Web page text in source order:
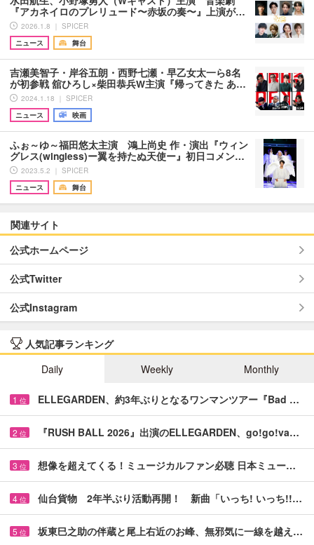
『アカネイロのプレリュード〜⾚坂の奏〜』上演が…
2026.1.8 ｜ SPICER
ニュース
舞台
吉瀬美智子・岸谷五朗・西野七瀬・早乙女太一ら8名
が初参戦 舘ひろし×柴田恭兵W主演『帰ってきた あ…
2024.1.18 ｜ SPICER
ニュース
映画
ふぉ～ゆ～福田悠太主演 鴻上尚史 作・演出『ウィン
グレス(wingless)ー翼を持たぬ天使ー』初日コメン…
2023.5.2 ｜ SPICER
ニュース
舞台
関連サイト
公式ホームページ
公式Twitter
公式Instagram
人気記事ランキング
Daily
Weekly Monthly
1 位 ELLEGARDEN、約3年ぶりとなるワンマンツアー『Bad …
2 位 『RUSH BALL 2026』出演のELLEGARDEN、go!go!va…
3 位 想像を超えてくる！ミュージカルファン必聴 日本ミュー…
4 位 仙台貨物 2年半ぶり活動再開！ 新曲「いっち! いっち!!…
5 位 坂東巳之助の伴蔵と尾上右近のお峰、無邪気に一線を越え…